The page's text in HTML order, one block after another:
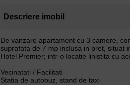
Descriere imobil
De vanzare apartament cu 3 camere,
suprafata de 7 mp inclusa in pret, situat
Hotel Premier; intr-o locatie linistita cu
Vecinatati / Facilitati
Statia de autobuz, stand de taxi